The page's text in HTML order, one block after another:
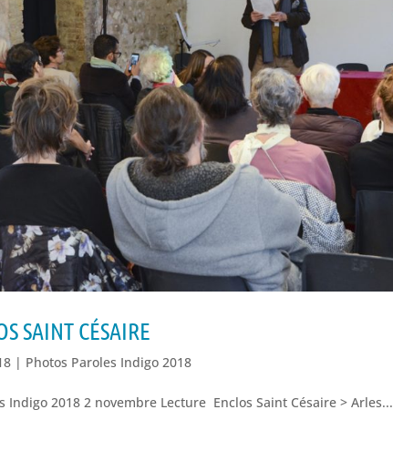
SAINT CÉSAIRE
| Photos Paroles Indigo 2018
Indigo 2018 2 novembre Lecture Enclos Saint Césaire > Arles...